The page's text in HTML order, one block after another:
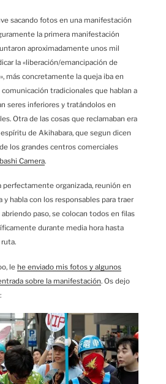
sacando fotos en una manifestación
la primera manifestación
aproximadamente unos mil
la «liberación/emancipación de
más concretamente la queja iba en
tradicionales que hablan a
seres inferiores y tratándolos en
Otra de las cosas que reclamaban era
de Akihabara, que segun dicen
los grandes centros comerciales
Camera.
perfectamente organizada, reunión en
y habla con los responsables para traer
paso, se colocan todos en filas
durante media hora hasta
le he enviado mis fotos y algunos
sobre la manifestación. Os dejo